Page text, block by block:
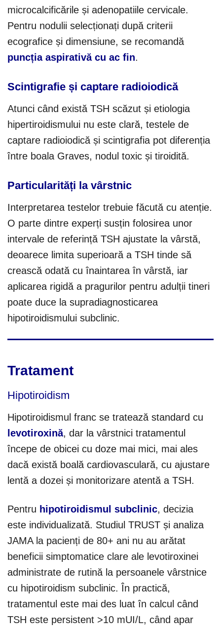
microcalcificările și adenopatiile cervicale.
Pentru nodulii selecționați după criterii
ecografice și dimensiune, se recomandă
puncția aspirativă cu ac fin.
Scintigrafie și captare radioiodică
Atunci când există TSH scăzut și etiologia
hipertiroidismului nu este clară, testele de
captare radioiodică și scintigrafia pot diferenția
între boala Graves, nodul toxic și tiroidită.
Particularități la vârstnic
Interpretarea testelor trebuie făcută cu atenție.
O parte dintre experți susțin folosirea unor
intervale de referință TSH ajustate la vârstă,
deoarece limita superioară a TSH tinde să
crească odată cu înaintarea în vârstă, iar
aplicarea rigidă a pragurilor pentru adulții tineri
poate duce la supradiagnosticarea
hipotiroidismului subclinic.
Tratament
Hipotiroidism
Hipotiroidismul franc se tratează standard cu
levotiroxină, dar la vârstnici tratamentul
începe de obicei cu doze mai mici, mai ales
dacă există boală cardiovasculară, cu ajustare
lentă a dozei și monitorizare atentă a TSH.
Pentru hipotiroidismul subclinic, decizia
este individualizată. Studiul TRUST și analiza
JAMA la pacienți de 80+ ani nu au arătat
beneficii simptomatice clare ale levotiroxinei
administrate de rutină la persoanele vârstnice
cu hipotiroidism subclinic. În practică,
tratamentul este mai des luat în calcul când
TSH este persistent >10 mUI/L, când apar